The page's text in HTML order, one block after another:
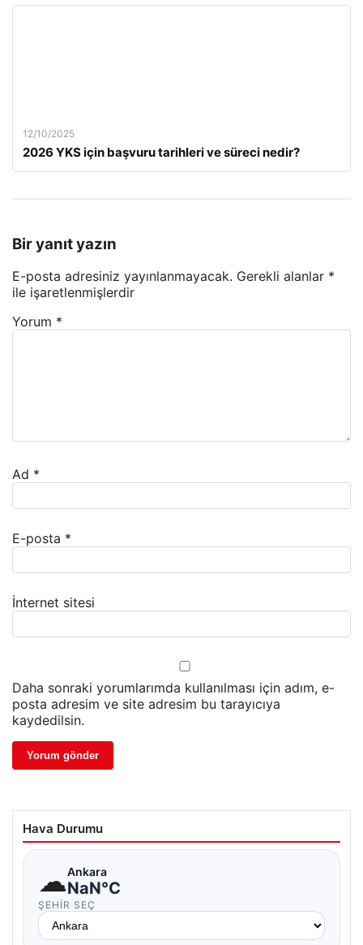
12/10/2025
2026 YKS için başvuru tarihleri ve süreci nedir?
Bir yanıt yazın
E-posta adresiniz yayınlanmayacak. Gerekli alanlar *
ile işaretlenmişlerdir
Yorum *
Ad *
E-posta *
İnternet sitesi
Daha sonraki yorumlarımda kullanılması için adım, e-
posta adresim ve site adresim bu tarayıcıya
kaydedilsin.
Hava Durumu
☁Ankara
NaN°C
ŞEHIR SEÇ